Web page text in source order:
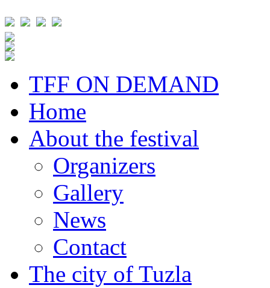
TFF ON DEMAND
Home
About the festival
Organizers
Gallery
News
Contact
The city of Tuzla